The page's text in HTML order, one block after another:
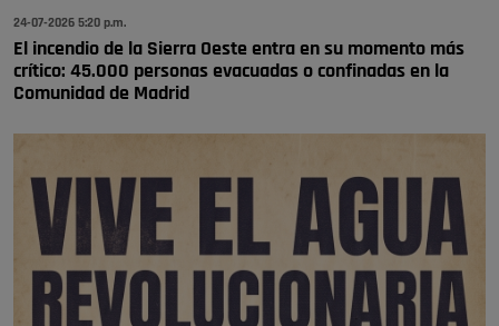
24-07-2026 5:20 p.m.
El incendio de la Sierra Oeste entra en su momento más
crítico: 45.000 personas evacuadas o confinadas en la
Comunidad de Madrid